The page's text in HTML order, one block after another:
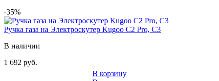
-35%
Ручка газа на Электроскутер Kugoo C2 Pro, C3
В наличии
1 692 руб.
В корзину